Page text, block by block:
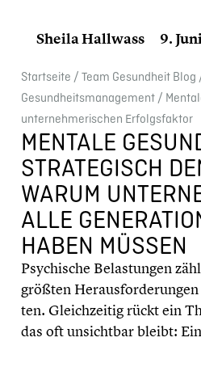
Sheila Hallwass 9.
Start­seite / Team Gesund­heit Blog
Gesundheits­management /
unter­neh­me­ri­schen Erfolgs­fak­tor
MENTALE
STRATE­GISCH
WARUM
ALLE
HABEN MÜSSEN
Psychi­sche Belas­tun­gen
größten
ten. Gleich­zei­tig rückt ein
das oft unsicht­bar bleibt: